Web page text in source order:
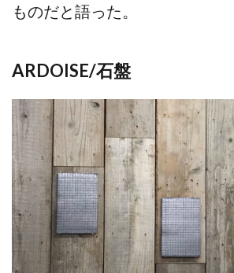
ものだと語った。
ARDOISE/石盤